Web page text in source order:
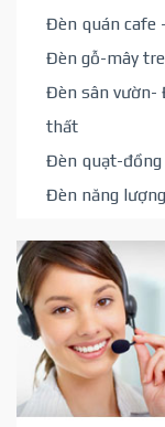
Đèn quán cafe
Đèn gỗ-mây
Đèn sân vườn-
thất
Đèn quạt-đồng
Đèn năng